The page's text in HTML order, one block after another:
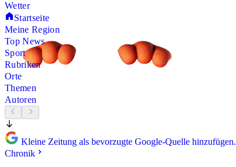
Wetter
Startseite
Meine Region
Top News
Sport
Rubriken
Orte
Themen
Autoren
Kleine Zeitung als bevorzugte Google-Quelle hinzufügen.
Chronik